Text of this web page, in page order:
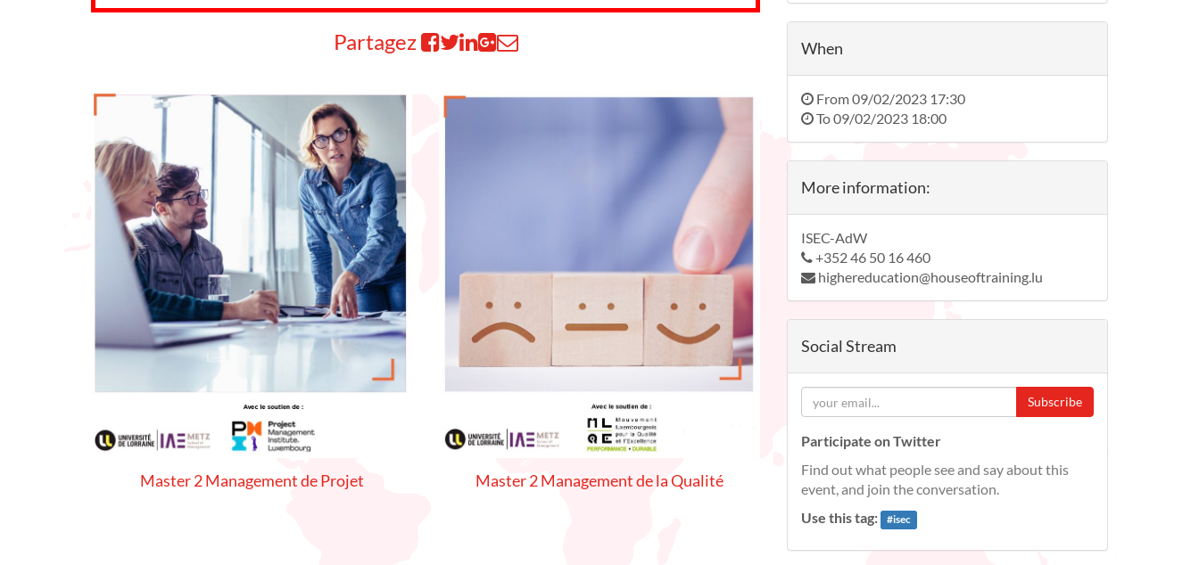
Partagez
Master 2 Management de Projet Master 2 Management de la Qualité
When
From09/02/2023 17:30
To09/02/2023 18:00
More information:
ISEC-AdW
+352 46 50 16 460
highereducation@houseoftraining.lu
Social Stream
Subscribe
Participate on Twitter
Find out what people see and say about this
event, and join the conversation.
Use this tag:
#isec